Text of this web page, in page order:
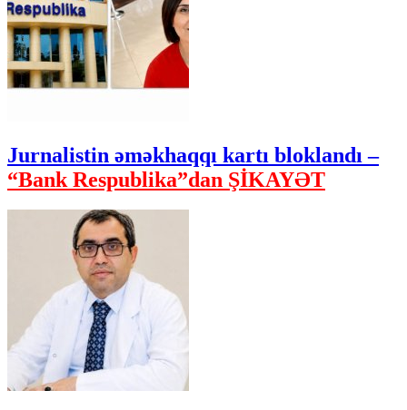
Jurnalistin əməkhaqqı kartı bloklandı –
“Bank Respublika”dan ŞİKAYƏT